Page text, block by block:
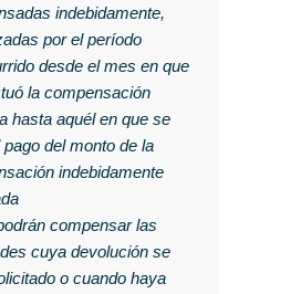
indebidamente,
por el período
desde el mes en que
la compensación
hasta aquél en que se
pago del monto de la
indebidamente
compensar las
cuya devolución se
o cuando haya